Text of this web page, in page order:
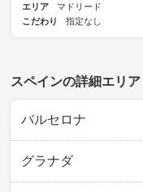
エリア
マドリード
こだわり
指定なし
スペインの詳細エリア
バルセロナ
グラナダ